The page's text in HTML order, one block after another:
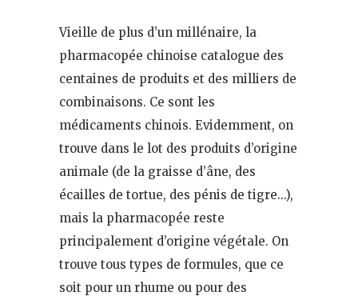
Vieille de plus d’un millénaire, la
pharmacopée chinoise catalogue des
centaines de produits et des milliers de
combinaisons. Ce sont les
médicaments chinois. Evidemment, on
trouve dans le lot des produits d’origine
animale (de la graisse d’âne, des
écailles de tortue, des pénis de tigre…),
mais la pharmacopée reste
principalement d’origine végétale. On
trouve tous types de formules, que ce
soit pour un rhume ou pour des